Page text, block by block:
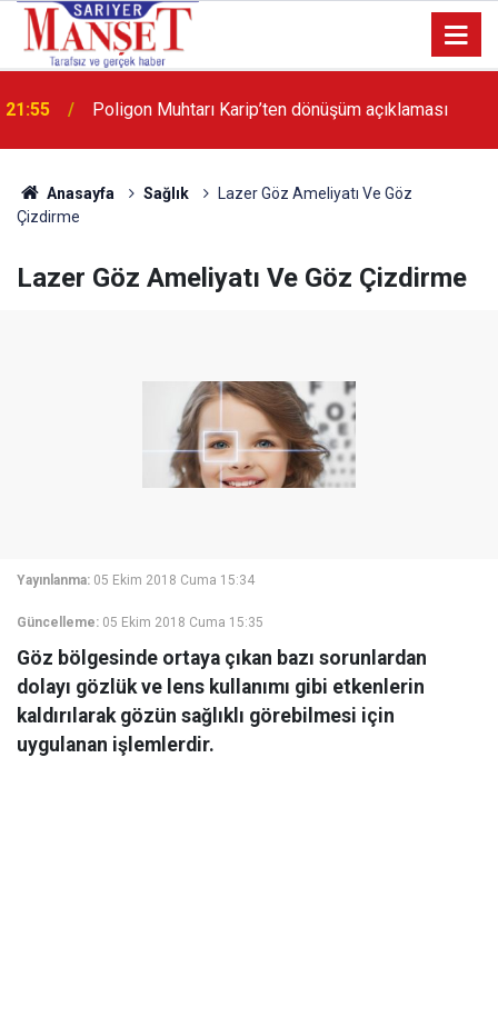
13:36 'Poligon'da İstanbul'a örnek proje gerçekleştirilecek'
Anasayfa Sağlık
Lazer Göz Ameliyatı Ve Göz
Çizdirme
Lazer Göz Ameliyatı Ve Göz Çizdirme
Yayınlanma: 05 Ekim 2018 Cuma 15:34
Güncelleme: 05 Ekim 2018 Cuma 15:35
Göz bölgesinde ortaya çıkan bazı sorunlardan
dolayı gözlük ve lens kullanımı gibi etkenlerin
kaldırılarak gözün sağlıklı görebilmesi için
uygulanan işlemlerdir.